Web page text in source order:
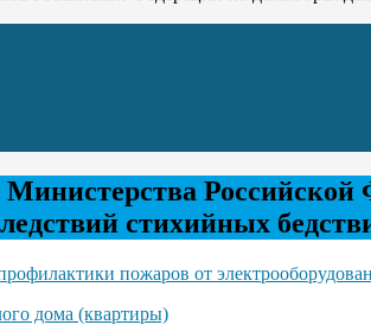
стихийных
пожаров от
дома (квартиры)